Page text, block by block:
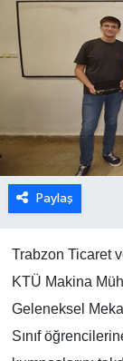
Paylaş
Trabzon Ticaret
KTÜ Makina
Geleneksel
Sınıf